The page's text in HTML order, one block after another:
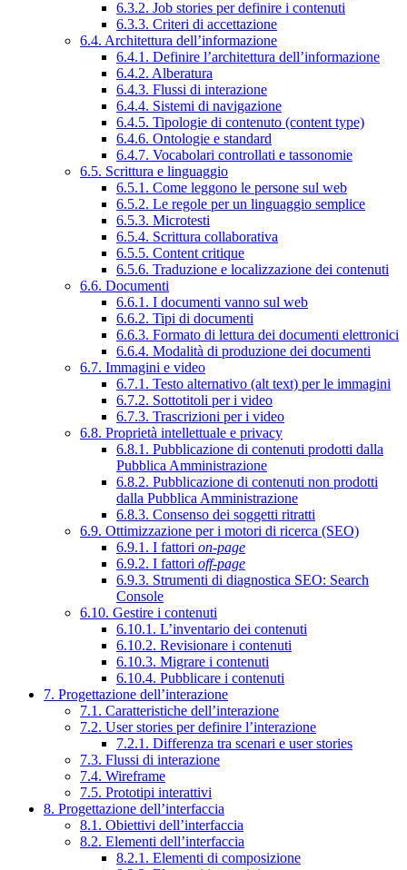
6.3.2. Job stories per definire i contenuti
6.3.3. Criteri di accettazione
6.4. Architettura dell’informazione
6.4.1. Definire l’architettura dell’informazione
6.4.2. Alberatura
6.4.3. Flussi di interazione
6.4.4. Sistemi di navigazione
6.4.5. Tipologie di contenuto (content type)
6.4.6. Ontologie e standard
6.4.7. Vocabolari controllati e tassonomie
6.5. Scrittura e linguaggio
6.5.1. Come leggono le persone sul web
6.5.2. Le regole per un linguaggio semplice
6.5.3. Microtesti
6.5.4. Scrittura collaborativa
6.5.5. Content critique
6.5.6. Traduzione e localizzazione dei contenuti
6.6. Documenti
6.6.1. I documenti vanno sul web
6.6.2. Tipi di documenti
6.6.3. Formato di lettura dei documenti elettronici
6.6.4. Modalità di produzione dei documenti
6.7. Immagini e video
6.7.1. Testo alternativo (alt text) per le immagini
6.7.2. Sottotitoli per i video
6.7.3. Trascrizioni per i video
6.8. Proprietà intellettuale e privacy
6.8.1. Pubblicazione di contenuti prodotti dalla
Pubblica Amministrazione
6.8.2. Pubblicazione di contenuti non prodotti
dalla Pubblica Amministrazione
6.8.3. Consenso dei soggetti ritratti
6.9. Ottimizzazione per i motori di ricerca (SEO)
6.9.1. I fattori on-page
6.9.2. I fattori off-page
6.9.3. Strumenti di diagnostica SEO: Search
Console
6.10. Gestire i contenuti
6.10.1. L’inventario dei contenuti
6.10.2. Revisionare i contenuti
6.10.3. Migrare i contenuti
6.10.4. Pubblicare i contenuti
7. Progettazione dell’interazione
7.1. Caratteristiche dell’interazione
7.2. User stories per definire l’interazione
7.2.1. Differenza tra scenari e user stories
7.3. Flussi di interazione
7.4. Wireframe
7.5. Prototipi interattivi
8. Progettazione dell’interfaccia
8.1. Obiettivi dell’interfaccia
8.2. Elementi dell’interfaccia
8.2.1. Elementi di composizione